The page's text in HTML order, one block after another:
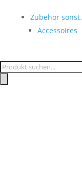
Zubehör sonst.
Accessoires
Products